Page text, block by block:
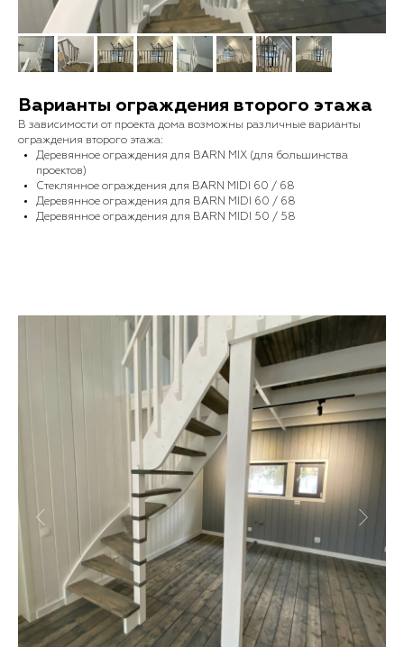
Варианты ограждения второго этажа
В зависимости от проекта дома возможны различные варианты
ограждения второго этажа:
Деревянное ограждения для BARN MIX (для большинства
проектов)
Стеклянное ограждения для BARN MIDI 60 / 68
Деревянное ограждения для BARN MIDI 60 / 68
Деревянное ограждения для BARN MIDI 50 / 58